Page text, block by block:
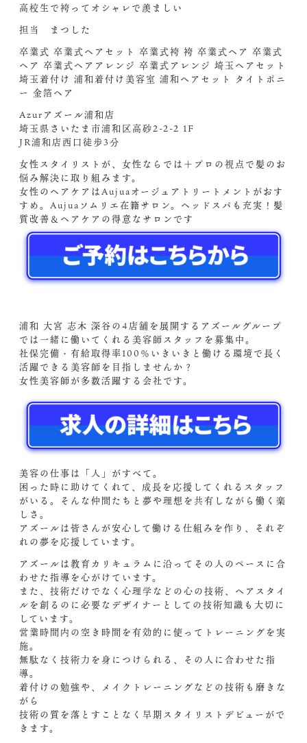
高校生で袴ってオシャレで羨ましい
担当 まつした
卒業式 卒業式ヘアセット 卒業式袴 袴 卒業式ヘア 卒業式
ヘア 卒業式ヘアアレンジ 卒業式アレンジ 埼玉ヘアセット
埼玉着付け 浦和着付け美容室 浦和ヘアセット タイトポニ
ー 金箔ヘア
Azurアズール浦和店
埼玉県さいたま市浦和区高砂2-2-2 1F
JR浦和店西口徒歩3分
女性スタイリストが、女性ならでは＋プロの視点で髪のお
悩み解決に取り組みます。
女性のヘアケアはAujuaオージュアトリートメントがおす
すめ。Aujuaソムリエ在籍サロン。ヘッドスパも充実！髪
質改善＆ヘアケアの得意なサロンです
浦和 大宮 志木 深谷の4店舗を展開するアズールグループ
では一緒に働いてくれる美容師スタッフを募集中。
社保完備・有給取得率100％いきいきと働ける環境で長く
活躍できる美容師を目指しませんか？
女性美容師が多数活躍する会社です。
美容の仕事は「人」がすべて。
困った時に助けてくれて、成長を応援してくれるスタッフ
がいる。そんな仲間たちと夢や理想を共有しながら働く楽
しさ。
アズールは皆さんが安心して働ける仕組みを作り、それぞ
れの夢を応援しています。
アズールは教育カリキュラムに沿ってその人のペースに合
わせた指導を心がけています。
また、技術だけでなく心理学などの心の技術、ヘアスタイ
ルを創るのに必要なデザイナーとしての技術知識も大切に
しています。
営業時間内の空き時間を有効的に使ってトレーニングを実
施。
無駄なく技術力を身につけられる、その人に合わせた指
導。
着付けの勉強や、メイクトレーニングなどの技術も磨きな
がら
技術の質を落とすことなく早期スタイリストデビューがで
きます。